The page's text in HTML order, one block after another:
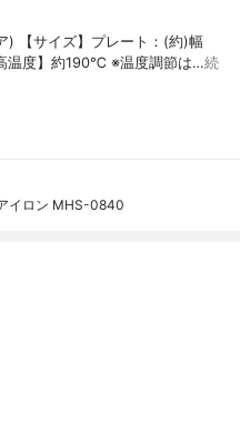
) 【サイズ】プレート：(約)幅
温度】約190℃ ※温度調節は…続
イロン MHS-0840